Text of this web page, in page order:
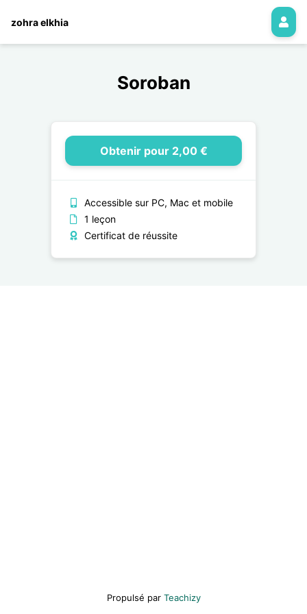
zohra elkhia
Soroban
Obtenir pour 2,00 €
Accessible sur PC, Mac et mobile
1 leçon
Certificat de réussite
Propulsé par Teachizy